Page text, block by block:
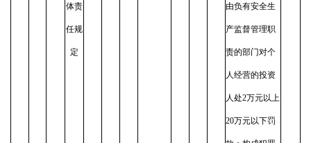
体责
任规
定
由负有安全生
产监督管理职
责的部门对个
人经营的投资
人处2万元以上
20万元以下罚